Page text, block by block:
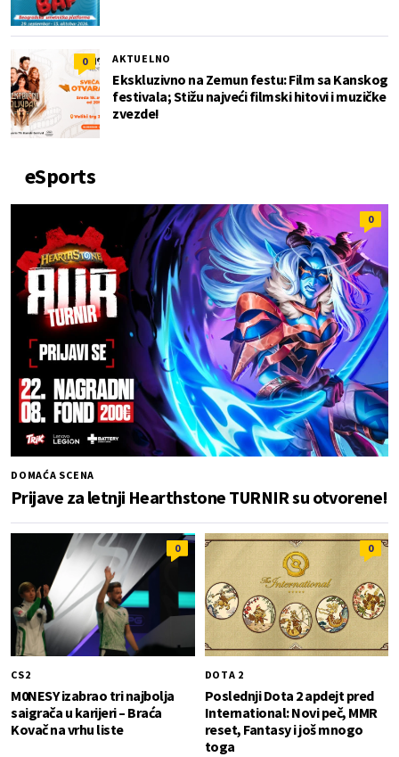
0 AKTUELNO
Ekskluzivno na Zemun festu: Film sa Kanskog
festivala; Stižu najveći filmski hitovi i muzičke
zvezde!
eSports
0
DOMAĆA SCENA
Prijave za letnji Hearthstone TURNIR su otvorene!
0
CS2
M0NESY izabrao tri najbolja
saigrača u karijeri – Braća
Kovač na vrhu liste
0
DOTA 2
Poslednji Dota 2 apdejt pred
International: Novi peč, MMR
reset, Fantasy i još mnogo
toga